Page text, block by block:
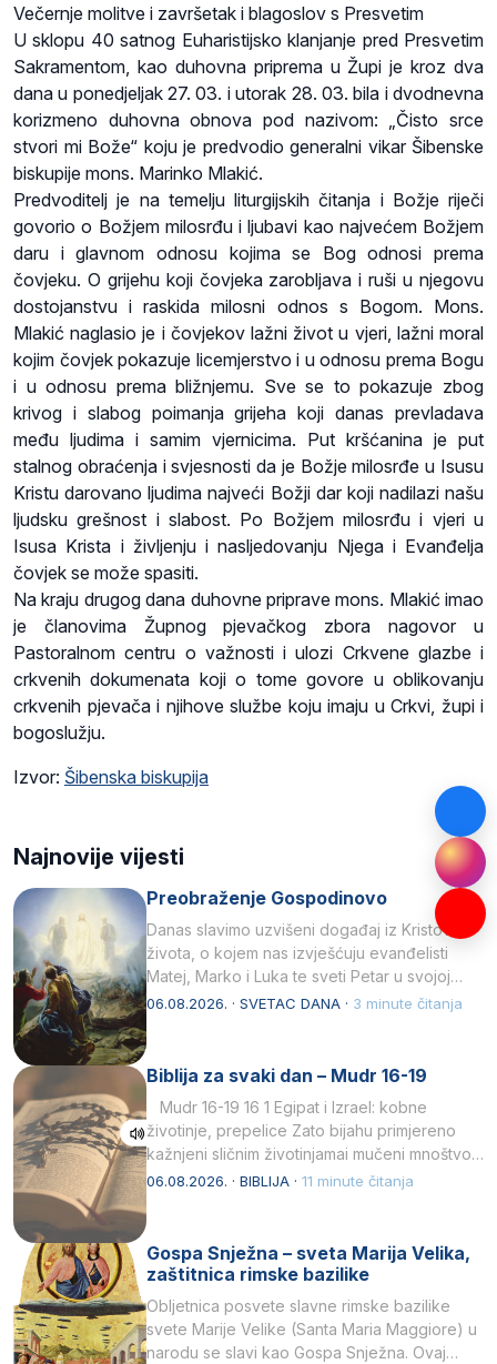
Večernje molitve i završetak i blagoslov s Presvetim
U sklopu 40 satnog Euharistijsko klanjanje pred Presvetim
Sakramentom, kao duhovna priprema u Župi je kroz dva
dana u ponedjeljak 27. 03. i utorak 28. 03. bila i dvodnevna
korizmeno duhovna obnova pod nazivom: „Čisto srce
stvori mi Bože“ koju je predvodio generalni vikar Šibenske
biskupije mons. Marinko Mlakić.
Predvoditelj je na temelju liturgijskih čitanja i Božje riječi
govorio o Božjem milosrđu i ljubavi kao najvećem Božjem
daru i glavnom odnosu kojima se Bog odnosi prema
čovjeku. O grijehu koji čovjeka zarobljava i ruši u njegovu
dostojanstvu i raskida milosni odnos s Bogom. Mons.
Mlakić naglasio je i čovjekov lažni život u vjeri, lažni moral
kojim čovjek pokazuje licemjerstvo i u odnosu prema Bogu
i u odnosu prema bližnjemu. Sve se to pokazuje zbog
krivog i slabog poimanja grijeha koji danas prevladava
među ljudima i samim vjernicima. Put kršćanina je put
stalnog obraćenja i svjesnosti da je Božje milosrđe u Isusu
Kristu darovano ljudima najveći Božji dar koji nadilazi našu
ljudsku grešnost i slabost. Po Božjem milosrđu i vjeri u
Isusa Krista i življenju i nasljedovanju Njega i Evanđelja
čovjek se može spasiti.
Na kraju drugog dana duhovne priprave mons. Mlakić imao
je članovima Župnog pjevačkog zbora nagovor u
Pastoralnom centru o važnosti i ulozi Crkvene glazbe i
crkvenih dokumenata koji o tome govore u oblikovanju
crkvenih pjevača i njihove službe koju imaju u Crkvi, župi i
bogoslužju.
Izvor: Šibenska biskupija
Najnovije vijesti
Preobraženje Gospodinovo
Danas slavimo uzvišeni događaj iz Kristova
života, o kojem nas izvješćuju evanđelisti
Matej, Marko i Luka te sveti Petar u svojoj
drugoj…
06.08.2026. · SVETAC DANA · 3 minute čitanja
Biblija za svaki dan – Mudr 16-19
Mudr 16-19 16 1 Egipat i Izrael: kobne
životinje, prepelice Zato bijahu primjereno
kažnjeni sličnim životinjamai mučeni mnoštvom
kukaca.2 A narod…
06.08.2026. · BIBLIJA · 11 minute čitanja
Gospa Snježna – sveta Marija Velika,
zaštitnica rimske bazilike
Obljetnica posvete slavne rimske bazilike
svete Marije Velike (Santa Maria Maggiore) u
narodu se slavi kao Gospa Snježna. Ovaj